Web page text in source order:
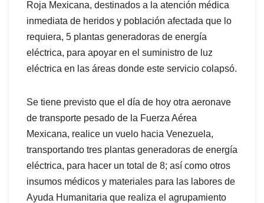
Roja Mexicana, destinados a la atención médica
inmediata de heridos y población afectada que lo
requiera, 5 plantas generadoras de energía
eléctrica, para apoyar en el suministro de luz
eléctrica en las áreas donde este servicio colapsó.
Se tiene previsto que el día de hoy otra aeronave
de transporte pesado de la Fuerza Aérea
Mexicana, realice un vuelo hacia Venezuela,
transportando tres plantas generadoras de energía
eléctrica, para hacer un total de 8; así como otros
insumos médicos y materiales para las labores de
Ayuda Humanitaria que realiza el agrupamiento